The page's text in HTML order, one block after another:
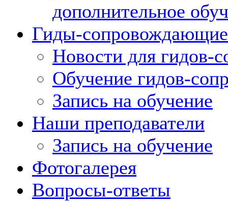
дополнительное
Гиды-сопровождающие
Новости для гидов-
Обучение гидов-
Запись на обучение
Наши преподаватели
Запись на обучение
Фотогалерея
Вопросы-ответы